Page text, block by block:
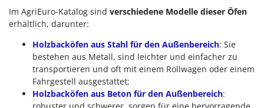
Im AgriEuro-Katalog sind verschiedene Modelle dieser Öfen
erhältlich, darunter:
Holzbacköfen aus Stahl für den Außenbereich: Sie
bestehen aus Metall, sind leichter und einfacher zu
transportieren und oft mit einem Rollwagen oder einem
Fahrgestell ausgestattet;
Holzbacköfen aus Beton für den Außenbereich: